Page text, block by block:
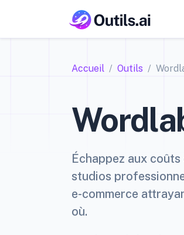
Accueil Outils
Échappez aux
studios
e-commerce
où.